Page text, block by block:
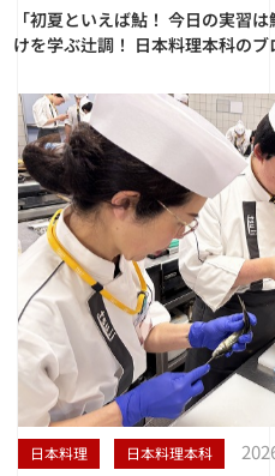
「初夏といえば鮎！ 今日の実習
けを学ぶ辻調！ 日本料理本科のブ
日本料理 日本料理本科